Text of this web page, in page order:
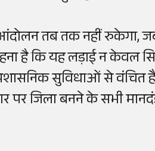
तब तक नहीं रुकेगा,
है कि यह लड़ाई न केवल
सुविधाओं से वंचित
जिला बनने के सभी